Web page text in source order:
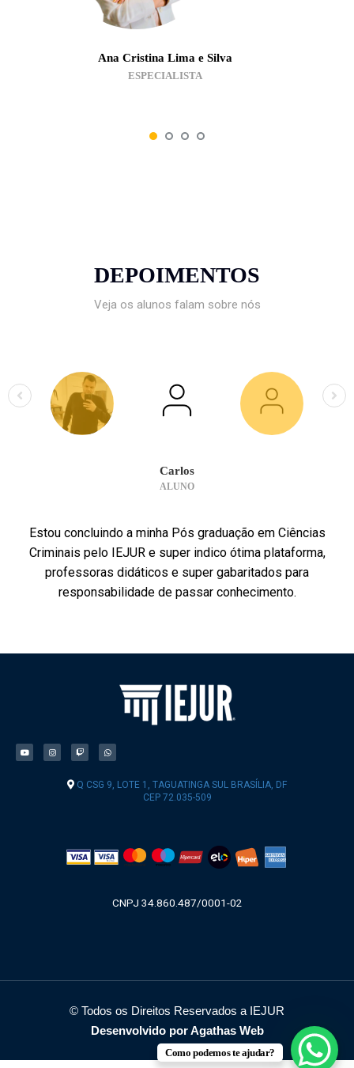
Ana Cristina Lima e Silva
ESPECIALISTA
DEPOIMENTOS
Veja os alunos falam sobre nós
Carlos
ALUNO
Estou concluindo a minha Pós graduação em Ciências
Criminais pelo IEJUR e super indico ótima plataforma,
professoras didáticos e super gabaritados para
responsabilidade de passar conhecimento.
Q CSG 9, LOTE 1, TAGUATINGA SUL BRASÍLIA, DF
CEP 72.035-509
CNPJ 34.860.487/0001-02
© Todos os Direitos Reservados a IEJUR
Desenvolvido por Agathas Web
Como podemos te ajudar?